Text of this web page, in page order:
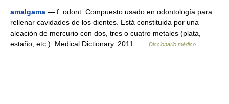
amalgama — f. odont. Compuesto usado en odontología para
rellenar cavidades de los dientes. Está constituida por una
aleación de mercurio con dos, tres o cuatro metales (plata,
estaño, etc.). Medical Dictionary. 2011 …
Diccionario médico